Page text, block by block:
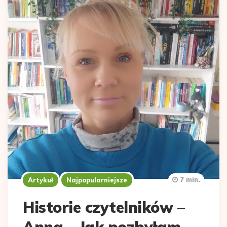
Artykuł Najpopularniejsze
Historie czytelników –
7 min.